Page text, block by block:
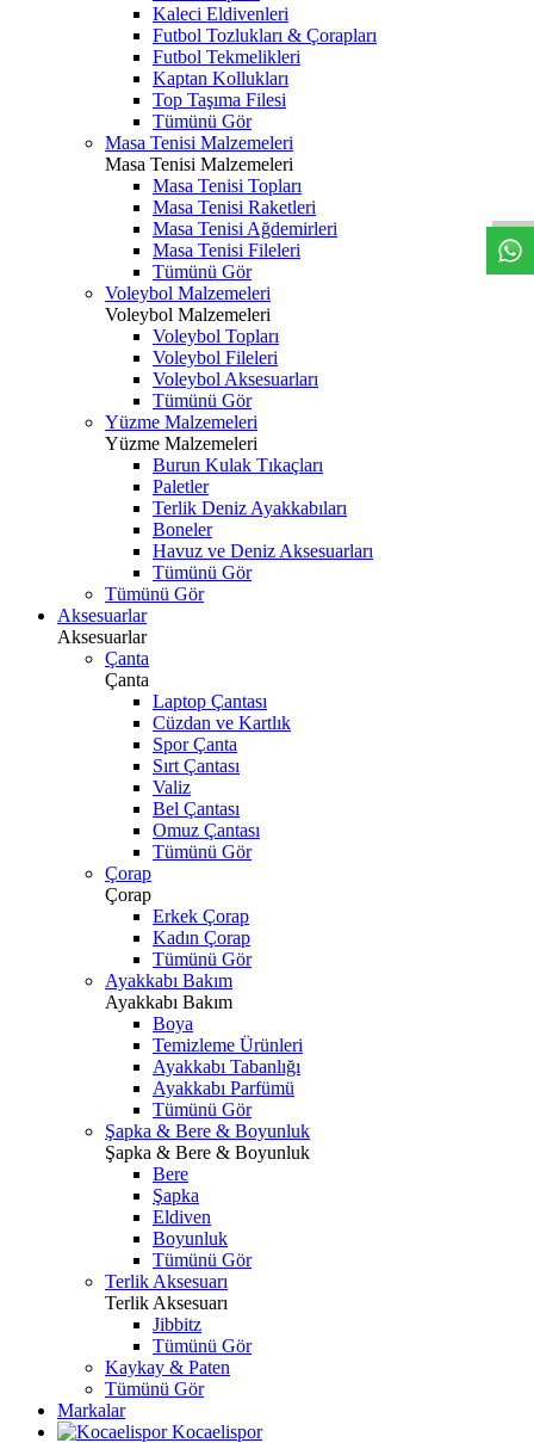
Kaleci Eldivenleri
Futbol Tozlukları & Çorapları
Futbol Tekmelikleri
Kaptan Kollukları
Top Taşıma Filesi
Tümünü Gör
Masa Tenisi Malzemeleri
Masa Tenisi Malzemeleri
Masa Tenisi Topları
Masa Tenisi Raketleri
Masa Tenisi Ağdemirleri
Masa Tenisi Fileleri
Tümünü Gör
Voleybol Malzemeleri
Voleybol Malzemeleri
Voleybol Topları
Voleybol Fileleri
Voleybol Aksesuarları
Tümünü Gör
Yüzme Malzemeleri
Yüzme Malzemeleri
Burun Kulak Tıkaçları
Paletler
Terlik Deniz Ayakkabıları
Boneler
Havuz ve Deniz Aksesuarları
Tümünü Gör
Tümünü Gör
Aksesuarlar
Aksesuarlar
Çanta
Çanta
Laptop Çantası
Cüzdan ve Kartlık
Spor Çanta
Sırt Çantası
Valiz
Bel Çantası
Omuz Çantası
Tümünü Gör
Çorap
Çorap
Erkek Çorap
Kadın Çorap
Tümünü Gör
Ayakkabı Bakım
Ayakkabı Bakım
Boya
Temizleme Ürünleri
Ayakkabı Tabanlığı
Ayakkabı Parfümü
Tümünü Gör
Şapka & Bere & Boyunluk
Şapka & Bere & Boyunluk
Bere
Şapka
Eldiven
Boyunluk
Tümünü Gör
Terlik Aksesuarı
Terlik Aksesuarı
Jibbitz
Tümünü Gör
Kaykay & Paten
Tümünü Gör
Markalar
Kocaelispor